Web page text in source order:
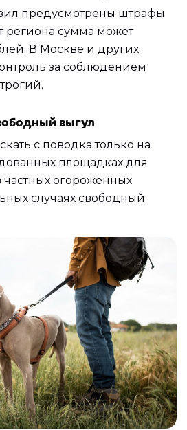
предусмотрены штрафы
региона сумма может
В Москве и других
за соблюдением
выгул
с поводка только на
площадках для
частных огороженных
случаях свободный